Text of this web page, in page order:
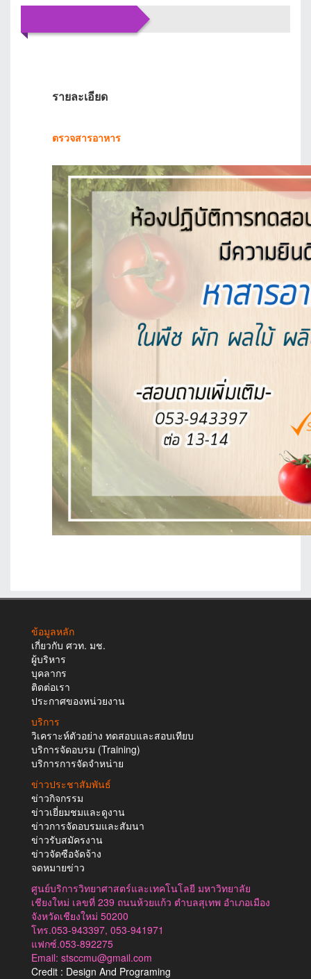
รายละเอียด
ตรวจสารอาหาร
ข้อมูลหลัก
เกี่ยวกับ ศวท. มช.
ผู้บริหาร
บุคลากร
ติดต่อเรา
ประกาศของหน่วยงาน
บริการ
วิเคราะห์ตัวอย่าง ทดสอบและสอบเทียบ
บริการจัดอบรม (Training)
บริการการจัดจำหน่าย
ข่าวประชาสัมพันธ์
ข่าวกิจกรรม
ข่าวเยี่ยมชมและดูงาน
ข่าวการจัดอบรมและสัมนา
ข่าวรับสมัครงาน
ข่าวจัดซือจัดจ้าง
จดหมายข่าว
ศูนย์บริการวิทยาศาสตร์และเทคโนโลยี มหาวิทยาลัย
เชียงใหม่ เลขที่ 239 ถนนห้วยแก้ว ตำบลสุเทพ อำเภอเมือง
จังหวัดเชียงใหม่ 50200
โทร.053-943397, 053-941971
แฟกซ์.053-892275
Email: stsccmu@gmail.com
Credit : Design And Programing